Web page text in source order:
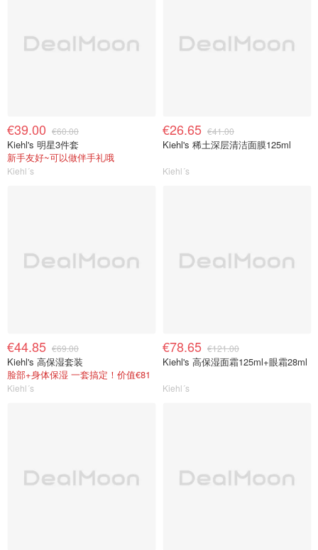
€39.00 €60.00
Kiehl's 明星3件套
新手友好~可以做伴手礼哦
Kiehl´s
€26.65 €41.00
Kiehl's 稀土深层清洁面膜125ml
Kiehl´s
€44.85 €69.00
Kiehl's 高保湿套装
脸部+身体保湿 一套搞定！价值€81
Kiehl´s
€78.65 €121.00
Kiehl's 高保湿面霜125ml+眼霜28ml
Kiehl´s